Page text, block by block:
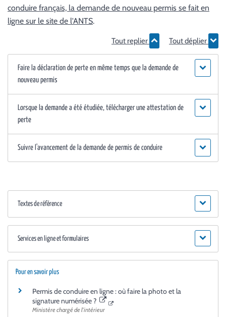
conduire français, la demande de nouveau permis se fait en
ligne sur le site de l'ANTS.
Tout replier Tout déplier
Faire la déclaration de perte en même temps que la demande de
nouveau permis
Lorsque la demande a été étudiée, télécharger une attestation de
perte
Suivre l'avancement de la demande de permis de conduire
Textes de référence
Services en ligne et formulaires
Pour en savoir plus
Permis de conduire en ligne : où faire la photo et la
signature numérisée ?
Ministère chargé de l'intérieur